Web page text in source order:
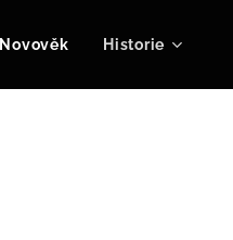
Novověk Historie